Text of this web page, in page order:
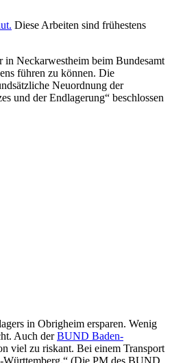
Diese Arbeiten sind frühestens
in Neckarwestheim beim Bundesamt
führen zu können. Die
Neuordnung der
und der Endlagerung“ beschlossen
in Obrigheim ersparen. Wenig
Auch derBUND Baden-
viel zu riskant. Bei einem Transport
(Die PM des BUND